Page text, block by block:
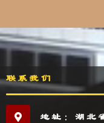
联系我们
地址：湖北